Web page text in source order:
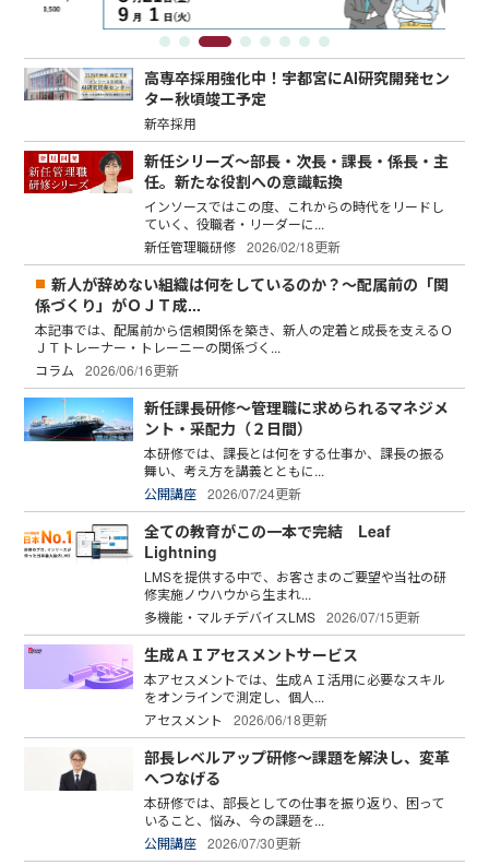
高専卒採用強化中！宇都宮にAI研究開発セン
ター秋頃竣工予定
新卒採用
新任シリーズ～部長・次長・課長・係長・主
任。新たな役割への意識転換
インソースではこの度、これからの時代をリードし
ていく、役職者・リーダーに...
新任管理職研修 2026/02/18更新
新人が辞めない組織は何をしているのか？～配属前の「関
係づくり」がＯＪＴ成...
本記事では、配属前から信頼関係を築き、新人の定着と成長を支えるＯ
ＪＴトレーナー・トレーニーの関係づく...
コラム
2026/06/16更新
新任課長研修～管理職に求められるマネジメ
ント・采配力（２日間）
本研修では、課長とは何をする仕事か、課長の振る
舞い、考え方を講義とともに...
公開講座 2026/07/24更新
全ての教育がこの一本で完結 Leaf
Lightning
LMSを提供する中で、お客さまのご要望や当社の研
修実施ノウハウから生まれ...
多機能・マルチデバイスLMS 2026/07/15更新
生成ＡＩアセスメントサービス
本アセスメントでは、生成ＡＩ活用に必要なスキル
をオンラインで測定し、個人...
アセスメント
2026/06/18更新
部長レベルアップ研修～課題を解決し、変革
へつなげる
本研修では、部長としての仕事を振り返り、困って
いること、悩み、今の課題を...
公開講座 2026/07/30更新